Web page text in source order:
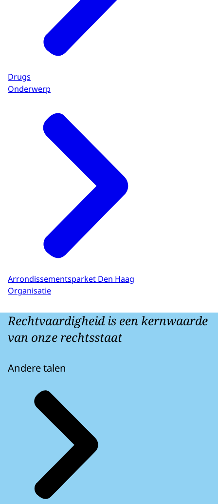
Drugs
Onderwerp
Arrondissementsparket Den Haag
Organisatie
Rechtvaardigheid is een kernwaarde
van onze rechtsstaat
Andere talen